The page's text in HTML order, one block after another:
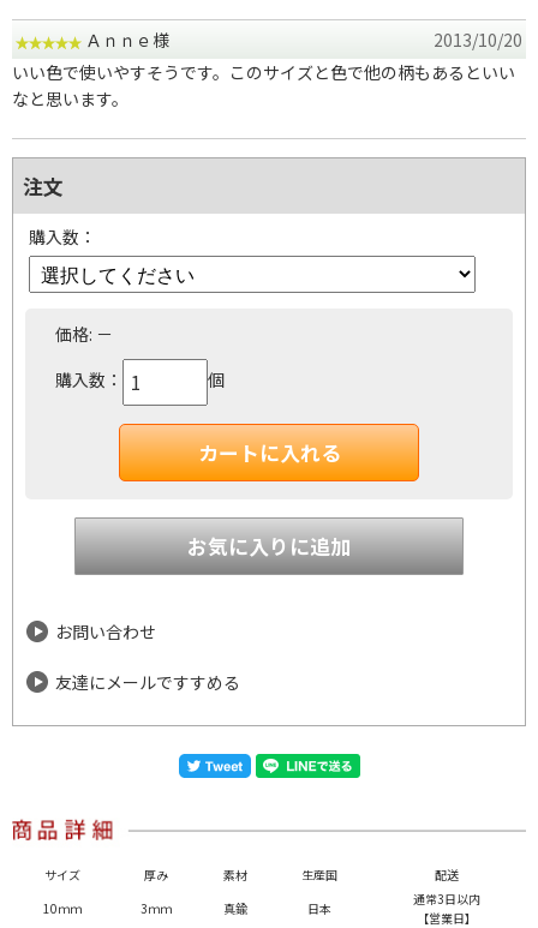
Ａｎｎｅ様
2013/10/20
いい色で使いやすそうです。このサイズと色で他の柄もあるといい
なと思います。
注文
購入数：
価格: －
購入数：
個
お問い合わせ
友達にメールですすめる
サイズ 厚み 素材 生産国
配送
10ｍｍ
3ｍｍ 真鍮 日本
通常3日以内
【営業日】